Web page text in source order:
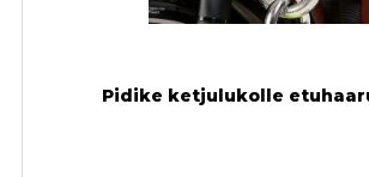
Pidike ketjulukolle